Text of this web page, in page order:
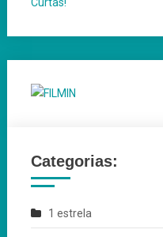
Categorias:
1 estrela